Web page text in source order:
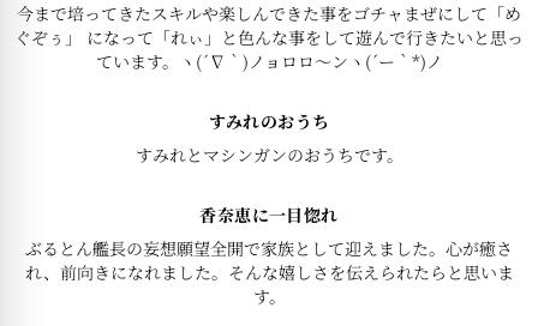
今まで培ってきたスキルや楽しんできた事をゴチャまぜにして「め
ぐぞぅ」 になって「れぃ」と色んな事をして遊んで行きたいと思っ
ています。ヽ(´∇｀)ノョロロ〜ンヽ(´ー｀*)ノ
すみれのおうち
すみれとマシンガンのおうちです。
香奈恵に一目惚れ
ぶるとん艦長の妄想願望全開で家族として迎えました。心が癒さ
れ、前向きになれました。そんな嬉しさを伝えられたらと思いま
す。